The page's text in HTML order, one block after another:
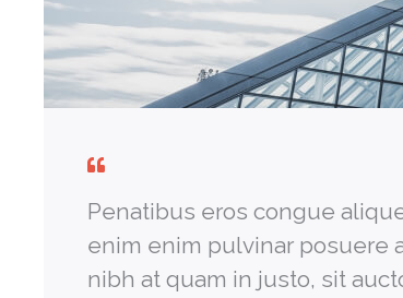
Penatibus eros congue
enim enim pulvinar posuere
nibh at quam in justo, sit